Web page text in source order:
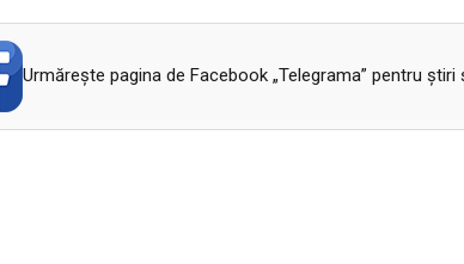
Urmăreşte pagina de Facebook „Telegrama” pentru